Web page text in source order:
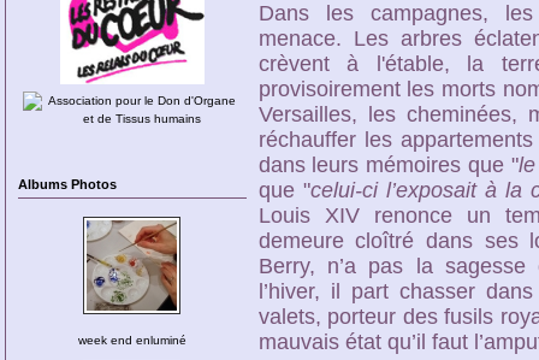
Albums Photos
week end enluminé
Dans les campagnes,
menace. Les arbres
crèvent à l'étable, la
provisoirement les morts
Versailles, les cheminées,
réchauffer les
dans leurs mémoires que "
que "celui-ci l’exposait à la
Louis XIV renonce un
demeure cloîtré dans ses
Berry, n’a pas la
l’hiver, il part chasser
valets, porteur des fusils
mauvais état qu’il faut